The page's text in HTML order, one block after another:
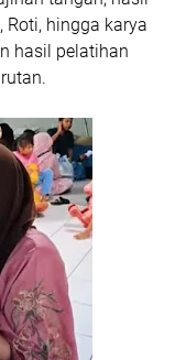
Roti, hingga karya
hasil pelatihan